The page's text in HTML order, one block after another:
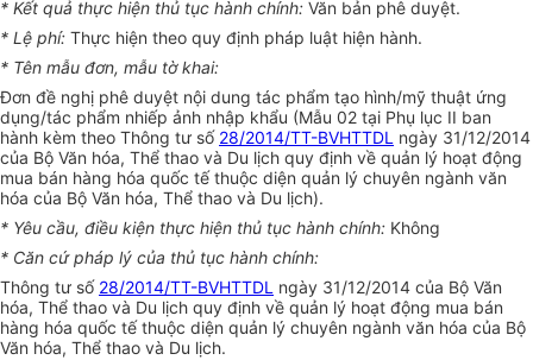
* Kết quả thực hiện thủ tục hành chính: Văn bản phê duyệt.
* Lệ phí: Thực hiện theo quy định pháp luật hiện hành.
* Tên mẫu đơn, mẫu tờ khai:
Đơn đề nghị phê duyệt nội dung tác phẩm tạo hình/mỹ thuật ứng
dụng/tác phẩm nhiếp ảnh nhập khẩu (Mẫu 02 tại Phụ lục II ban
hành kèm theo Thông tư số 28/2014/TT-BVHTTDL ngày 31/12/2014
của Bộ Văn hóa, Thể thao và Du lịch quy định về quản lý hoạt động
mua bán hàng hóa quốc tế thuộc diện quản lý chuyên ngành văn
hóa của Bộ Văn hóa, Thể thao và Du lịch).
* Yêu cầu, điều kiện thực hiện thủ tục hành chính: Không
* Căn cứ pháp lý của thủ tục hành chính:
Thông tư số 28/2014/TT-BVHTTDL ngày 31/12/2014 của Bộ Văn
hóa, Thể thao và Du lịch quy định về quản lý hoạt động mua bán
hàng hóa quốc tế thuộc diện quản lý chuyên ngành văn hóa của Bộ
Văn hóa, Thể thao và Du lịch.